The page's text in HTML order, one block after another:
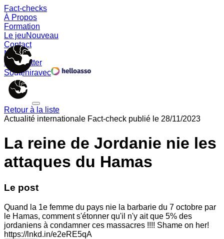
Fact-checks
À Propos
Formation
Le jeuNouveau
Contact
Memes
Newsletter
Souteniravec
Retour à la liste
Actualité internationale Fact-check publié le 28/11/2023
La reine de Jordanie nie les
attaques du Hamas
Le post
Quand la 1e femme du pays nie la barbarie du 7 octobre par
le Hamas, comment s'étonner qu'il n'y ait que 5% des
jordaniens à condamner ces massacres !!!! Shame on her!
https://lnkd.in/e2eRE5qA